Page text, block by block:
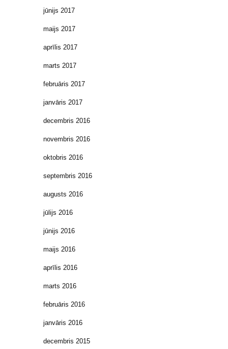
jūnijs 2017
maijs 2017
aprīlis 2017
marts 2017
februāris 2017
janvāris 2017
decembris 2016
novembris 2016
oktobris 2016
septembris 2016
augusts 2016
jūlijs 2016
jūnijs 2016
maijs 2016
aprīlis 2016
marts 2016
februāris 2016
janvāris 2016
decembris 2015